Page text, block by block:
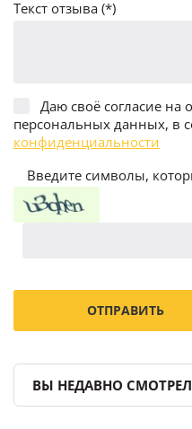
Текст отзыва (*)
Даю своё согласие на
персональных данных, в
конфиденциальности
Введите символы,
ВЫ НЕДАВНО